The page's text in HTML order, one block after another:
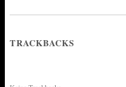
TRACKBACKS